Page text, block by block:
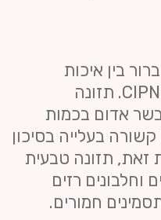
בין איכות
התזונה לבין הסיכון לפתח CIPN. תזונה
אדום בכמות
בעלייה בסיכון
זאת, תזונה טבעית
וחלבונים רזים
חמורים.